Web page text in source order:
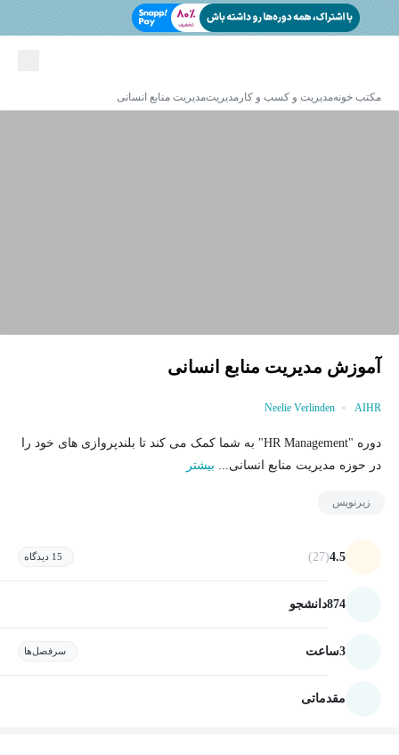
مکتب خونهمدیریت و کسب و کار مدیریتمدیریت منابع انسانی
آموزش مدیریت منابع انسانی
AIHR
Neelie Verlinden
دوره "HR Management" به شما کمک می کند تا بلندپروازی های خود را
در حوزه مدیریت منابع انسانی... بیشتر
زیرنویس
4.5
(27) 15 دیدگاه
874دانشجو
3ساعت سرفصل‌ها
مقدماتی